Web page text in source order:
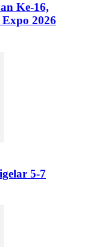
Ke-16,
2026
5-7